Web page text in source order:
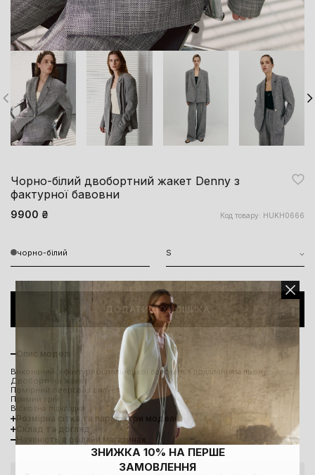
Чорно-білий двобортний жакет Denny з
фактурної бавовни
9900 ₴ Код товару: HUKH0666
чорно-білий S
ДОДАТИ ДО КОШИКА
Опис моделі
Виконаний з фактурної італійської бавовни з додаванням льону
Двобортний жакет
Помірний оверсайз силует
Прямий крій
Віскозна підкладка
Розмірна сітка та параметри моделі
Склад та догляд
Наявність в офлайн магазинах
ЗНИЖКА 10% НА ПЕРШЕ
ЗАМОВЛЕННЯ